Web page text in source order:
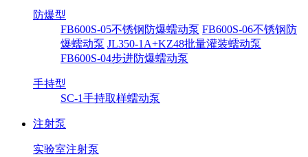
防爆型
FB600S-05不锈钢防爆蠕动泵 FB600S-06不锈钢防
爆蠕动泵 JL350-1A+KZ48批量灌装蠕动泵
FB600S-04步进防爆蠕动泵
手持型
SC-1手持取样蠕动泵
注射泵
实验室注射泵